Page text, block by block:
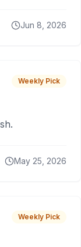
Jun 8, 2026
Weekly Pick
May 25, 2026
Weekly Pick